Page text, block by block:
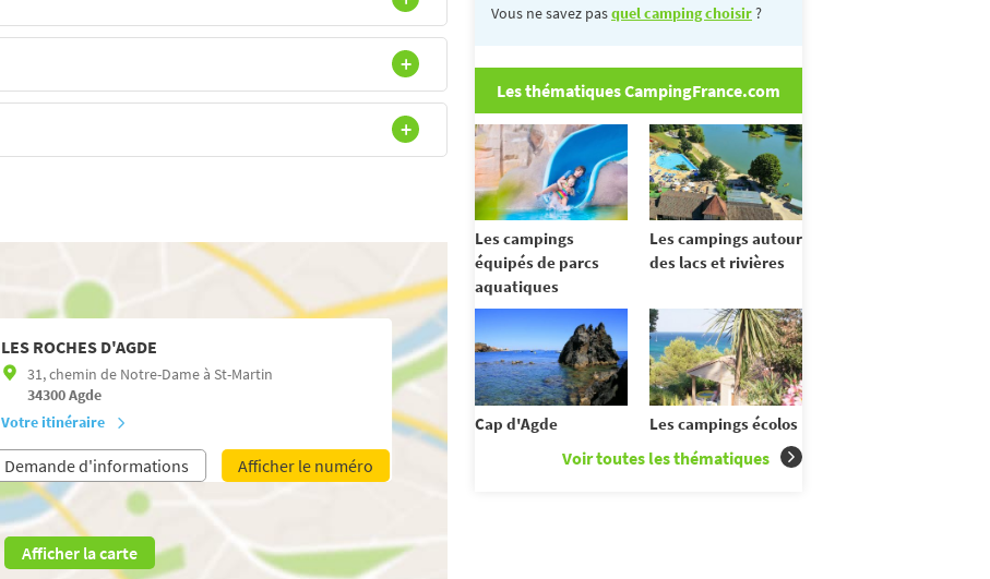
LES ROCHES D'AGDE
31, chemin de Notre-Dame à St-Martin
34300Agde
Votre itinéraire
Demande d'informations Afficher le numéro
Afficher la carte
Vous ne savez pasquel camping choisir?
Les thématiques CampingFrance.com
Les campings
équipés de parcs
aquatiques
Les campings autour
des lacs et rivières
Cap d'Agde Les campings écolos
Voir toutes les thématiques